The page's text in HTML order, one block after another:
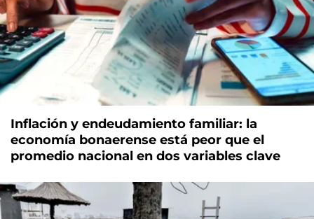
Inflación y endeudamiento familiar: la
economía bonaerense está peor que el
promedio nacional en dos variables clave